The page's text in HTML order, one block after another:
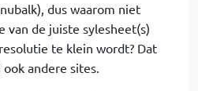
dus waarom niet
van de juiste sylesheet(s)
te klein wordt? Dat
andere sites.